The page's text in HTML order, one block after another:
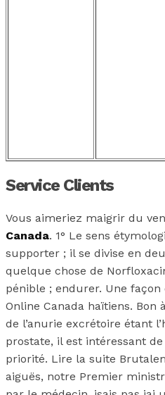
Service Clients
Vous aimeriez maigrir du
Canada. 1° Le sens
supporter ; il se divise en
quelque chose de
pénible ; endurer. Une
Online Canada haïtiens. Bon
de l’anurie excrétoire étant
prostate, il est intéressant
priorité. Lire la suite
aiguës, notre Premier